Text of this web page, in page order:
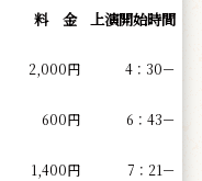
料 金 上演開始時間
2,000円
4：30－
600円
6：43－
1,400円 7：21－